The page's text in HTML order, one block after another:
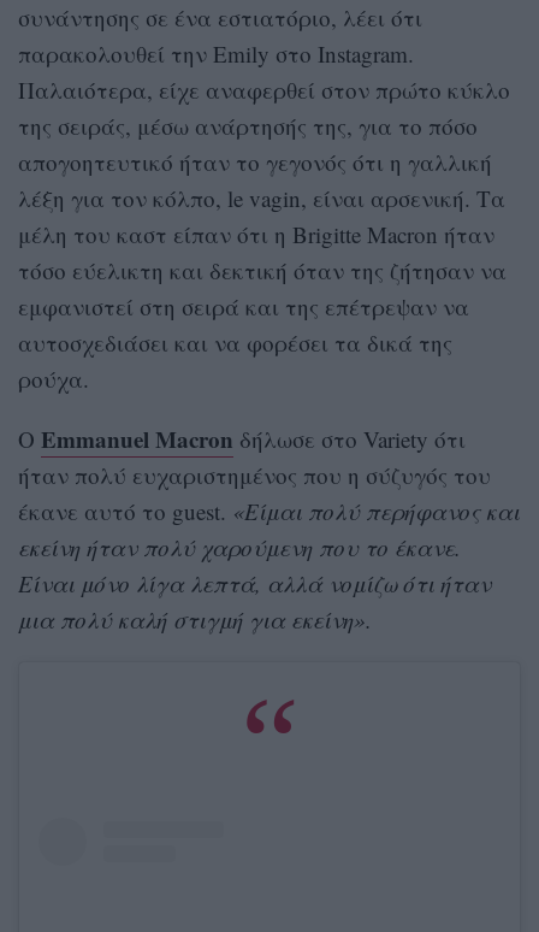
συνάντησης σε ένα εστιατόριο, λέει ότι
παρακολουθεί την Emily στο Instagram.
Παλαιότερα, είχε αναφερθεί στον πρώτο κύκλο
της σειράς, μέσω ανάρτησής της, για το πόσο
απογοητευτικό ήταν το γεγονός ότι η γαλλική
λέξη για τον κόλπο, le vagin, είναι αρσενική. Τα
μέλη του καστ είπαν ότι η Brigitte Macron ήταν
τόσο εύελικτη και δεκτική όταν της ζήτησαν να
εμφανιστεί στη σειρά και της επέτρεψαν να
αυτοσχεδιάσει και να φορέσει τα δικά της
ρούχα.
Ο Emmanuel Macron δήλωσε στο Variety ότι
ήταν πολύ ευχαριστημένος που η σύζυγός του
έκανε αυτό το guest. «Είμαι πολύ περήφανος και
εκείνη ήταν πολύ χαρούμενη που το έκανε.
Είναι μόνο λίγα λεπτά, αλλά νομίζω ότι ήταν
μια πολύ καλή στιγμή για εκείνη».